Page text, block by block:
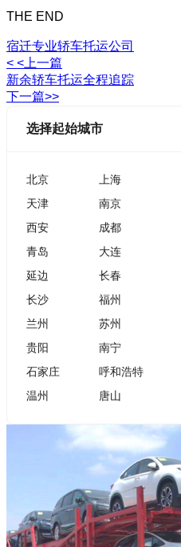
THE END
宿迁专业轿车托运公司
< <上一篇
新余轿车托运全程追踪
下一篇>>
选择起始城市
北京 上海
天津
南京
西安
成都
青岛
大连
延边
长春
长沙
福州
兰州
苏州
贵阳
南宁
石家庄
呼和浩特
温州
唐山